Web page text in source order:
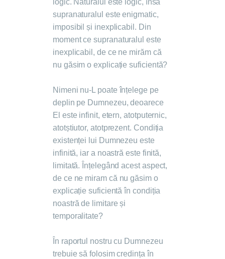
logic. Naturalul este logic, însă
supranaturalul este enigmatic,
imposibil și inexplicabil. Din
moment ce supranaturalul este
inexplicabil, de ce ne mirăm că
nu găsim o explicație suficientă?
Nimeni nu-L poate înțelege pe
deplin pe Dumnezeu, deoarece
El este infinit, etern, atotputernic,
atotștiutor, atotprezent. Condiția
existenței lui Dumnezeu este
infinită, iar a noastră este finită,
limitată. Înțelegând acest aspect,
de ce ne miram că nu găsim o
explicație suficientă în condiția
noastră de limitare și
temporalitate?
În raportul nostru cu Dumnezeu
trebuie să folosim credința în